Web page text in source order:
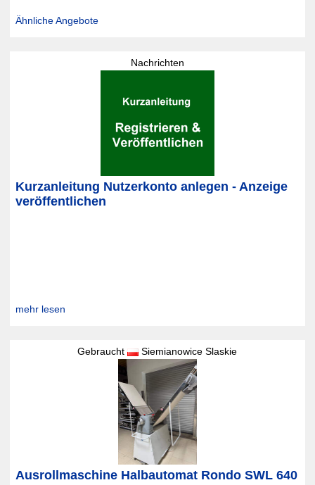
Ähnliche Angebote
Nachrichten
Kurzanleitung Nutzerkonto anlegen - Anzeige
veröffentlichen
mehr lesen
Gebraucht Siemianowice Slaskie
Ausrollmaschine Halbautomat Rondo SWL 640